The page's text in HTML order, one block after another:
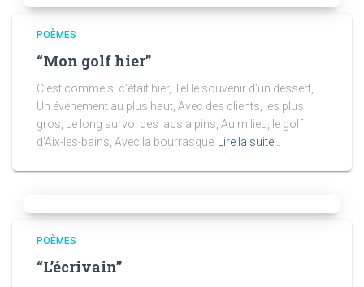
POÈMES
“Mon golf hier”
C’est comme si c’était hier, Tel le souvenir d’un dessert,
Un évènement au plus haut, Avec des clients, les plus
gros, Le long survol des lacs alpins, Au milieu, le golf
d’Aix-les-bains, Avec la bourrasque
Lire la suite…
POÈMES
“L’écrivain”